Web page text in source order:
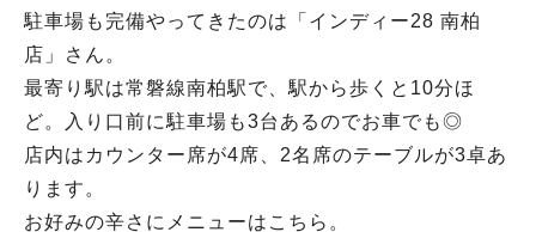
駐車場も完備やってきたのは「インディー28 南柏
店」さん。
最寄り駅は常磐線南柏駅で、駅から歩くと10分ほ
ど。入り口前に駐車場も3台あるのでお車でも◎
店内はカウンター席が4席、2名席のテーブルが3卓あ
ります。
お好みの辛さにメニューはこちら。